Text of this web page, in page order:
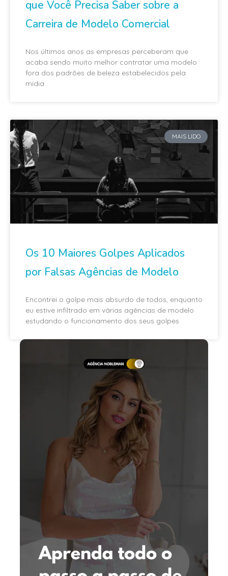
que Você Precisa Saber sobre a
Carreira de Modelo Comercial
Nos últimos anos as empresas perceberam que
acaba sendo muito melhor contratar uma modelo
fora dos padrões de beleza estabelecidos pela
mídia
MAIS LIDO
Os 10 Maiores Golpes Aplicados
por Falsas Agências de Modelo
Encontrei o golpe mais absurdo de todos, enquanto
eu estive infiltrado em várias agências de modelo
estudando o funcionamento dos seus golpes